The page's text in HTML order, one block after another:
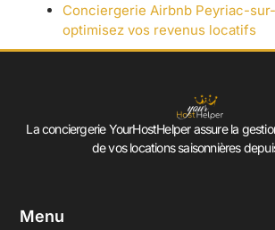
Conciergerie Airbnb Peyriac-
optimisez vos revenus locatifs
La conciergerie YourHostHelper assure la
de vos locations saisonnières
Menu